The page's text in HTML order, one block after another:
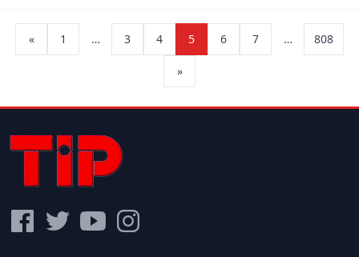
pagination
« 1 … 3 4 5 6 7 … 808
»